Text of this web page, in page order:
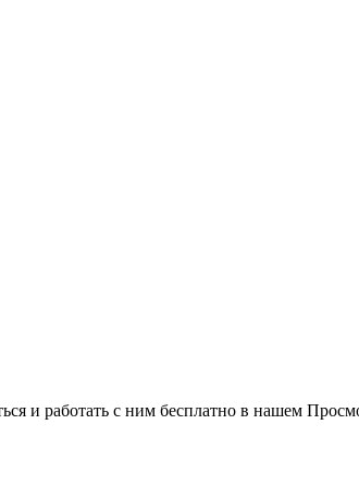
и работать с ним бесплатно в нашем